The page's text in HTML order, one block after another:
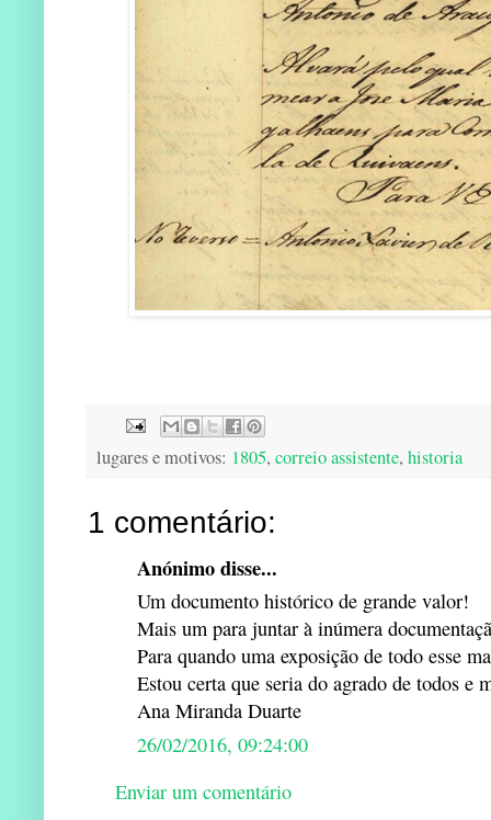
lugares e motivos: 1805, correio assistente, historia
1 comentário:
Anónimo disse...
Um documento histórico de grande valor!
Mais um para juntar à inúmera
Para quando uma exposição de todo esse
Estou certa que seria do agrado de todos e
Ana Miranda Duarte
26/02/2016, 09:24:00
Enviar um comentário